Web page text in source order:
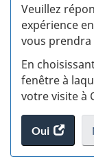
Veuillez
expérience
vous prendra
En
fenêtre à
votre visite à
Oui
au